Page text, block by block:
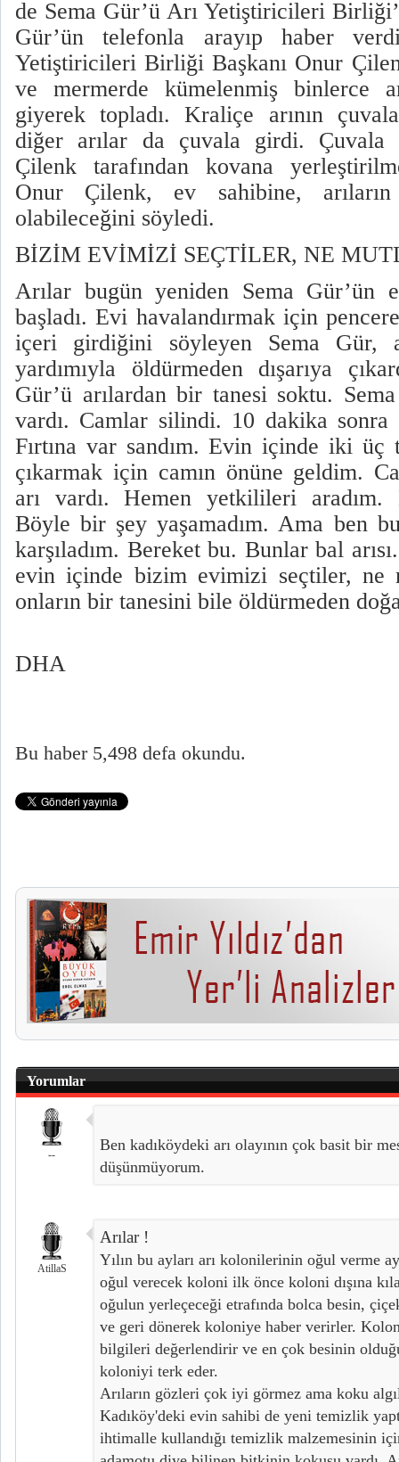
de Sema Gür’ü Arı Yetiştiricileri
Gür’ün telefonla arayıp haber
Yetiştiricileri Birliği Başkanı Onur
ve mermerde kümelenmiş binlerce
giyerek topladı. Kraliçe arının
diğer arılar da çuvala girdi. Çuvala
Çilenk tarafından kovana
Onur Çilenk, ev sahibine,
olabileceğini söyledi.
BİZİM EVİMİZİ SEÇTİLER, NE
Arılar bugün yeniden Sema Gür’ün
başladı. Evi havalandırmak için
içeri girdiğini söyleyen Sema Gür,
yardımıyla öldürmeden dışarıya
Gür’ü arılardan bir tanesi soktu.
vardı. Camlar silindi. 10 dakika
Fırtına var sandım. Evin içinde iki üç
çıkarmak için camın önüne geldim.
arı vardı. Hemen yetkilileri aradım.
Böyle bir şey yaşamadım. Ama ben
karşıladım. Bereket bu. Bunlar bal
evin içinde bizim evimizi seçtiler, ne
onların bir tanesini bile öldürmeden
DHA
Bu haber 5,498 defa okundu.
Yorumlar
--
Ben kadıköydeki arı olayının çok basit bir
düşünmüyorum.
AtillaS
Arılar !
Yılın bu ayları arı kolonilerinin oğul verme
oğul verecek koloni ilk önce koloni dışına
oğulun yerleçeceği etrafında bolca besin,
ve geri dönerek koloniye haber verirler.
bilgileri değerlendirir ve en çok besinin
koloniyi terk eder.
Arıların gözleri çok iyi görmez ama koku
Kadıköy'deki evin sahibi de yeni temizlik
ihtimalle kullandığı temizlik malzemesinin